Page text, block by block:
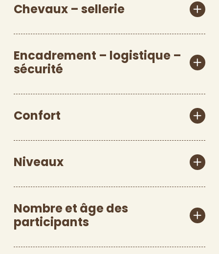
Chevaux – sellerie
Encadrement – logistique –
sécurité
Confort
Niveaux
Nombre et âge des
participants